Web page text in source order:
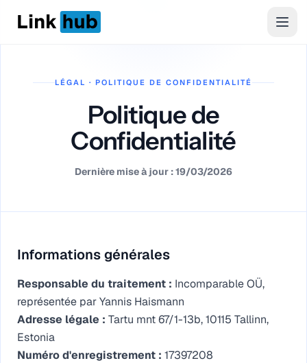
LinkHub
LÉGAL · POLITIQUE DE CONFIDENTIALITÉ
Politique de
Confidentialité
Dernière mise à jour : 19/03/2026
Informations générales
Responsable du traitement : Incomparable OÜ,
représentée par Yannis Haismann
Adresse légale : Tartu mnt 67/1-13b, 10115 Tallinn,
Estonia
Numéro d'enregistrement : 17397208